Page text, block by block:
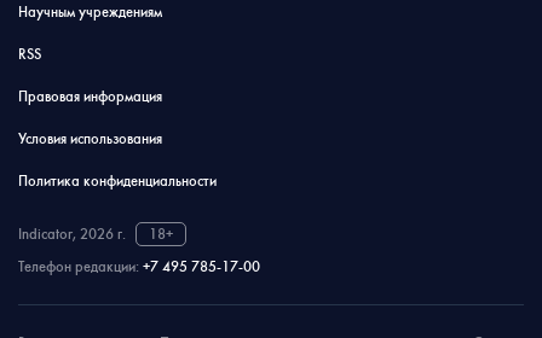
Научным учреждениям
RSS
Правовая информация
Условия использования
Политика конфиденциальности
Indicator, 2026 г.
18+
Телефон редакции: +7 495 785-17-00